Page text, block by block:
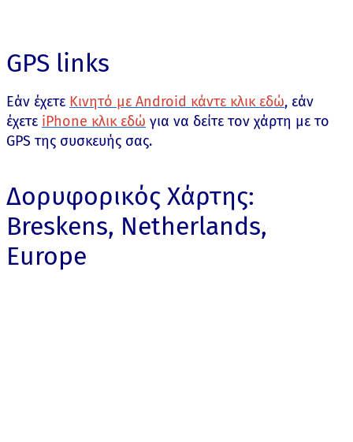
GPS links
Εάν έχετε Κινητό με Android κάντε κλικ εδώ, εάν
έχετε iPhone κλικ εδώ για να δείτε τον χάρτη με το
GPS της συσκευής σας.
Δορυφορικός Χάρτης:
Breskens, Netherlands,
Europe